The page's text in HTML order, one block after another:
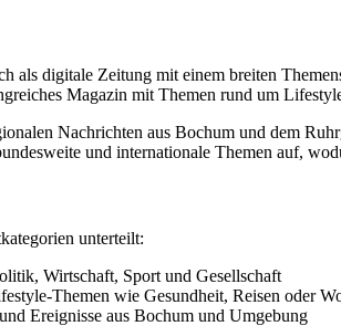
als digitale Zeitung mit einem breiten
Magazin mit Themen rund um
Nachrichten aus Bochum und dem
und internationale Themen auf,
unterteilt:
Wirtschaft, Sport und Gesellschaft
Themen wie Gesundheit, Reisen oder
Ereignisse aus Bochum und Umgebung